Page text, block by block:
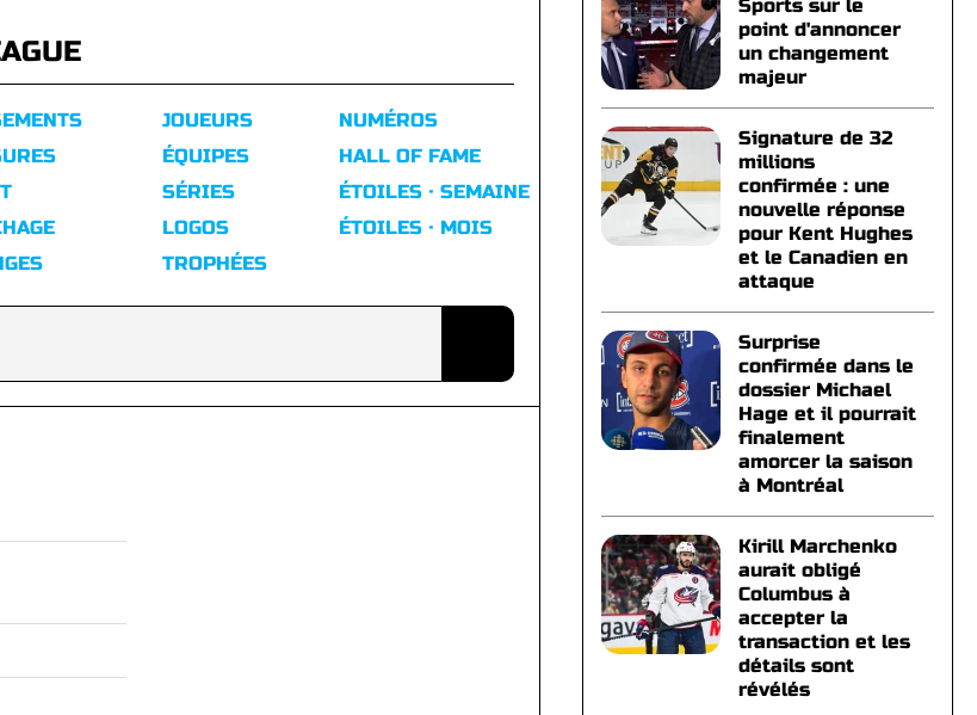
JOUEURS
ÉQUIPES
SÉRIES
LOGOS
TROPHÉES
NUMÉROS
HALL OF FAME
ÉTOILES · SEMAINE
ÉTOILES · MOIS
Sports sur le
point d'annoncer
un changement
majeur
Signature de 32
millions
confirmée : une
nouvelle réponse
pour Kent Hughes
et le Canadien en
attaque
Surprise
confirmée dans le
dossier Michael
Hage et il pourrait
finalement
amorcer la saison
à Montréal
Kirill Marchenko
aurait obligé
Columbus à
accepter la
transaction et les
détails sont
révélés